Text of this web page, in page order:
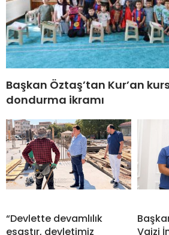
Başkan Öztaş’tan Kur’an
dondurma ikramı
“Devlette devamlılık
esastır, devletimiz
Vaizi